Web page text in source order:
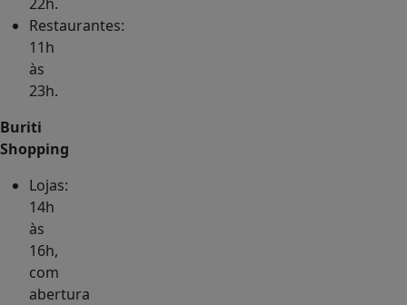
Restaurantes:
11h
às
23h.
Buriti
Shopping
Lojas:
14h
às
16h,
com
abertura